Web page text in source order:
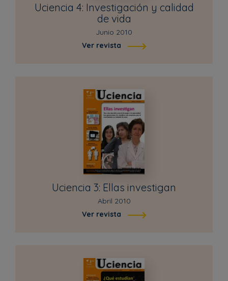
Uciencia 4: Investigación y calidad
de vida
Junio 2010
Ver revista
Uciencia 3: Ellas investigan
Abril 2010
Ver revista